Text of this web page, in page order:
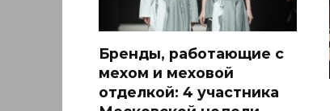
Бренды, работающие с
мехом и меховой
отделкой: 4 участника